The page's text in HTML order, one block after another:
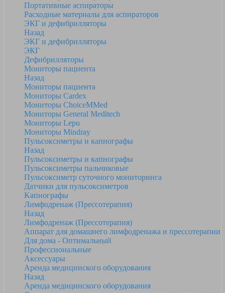
Портативные аспираторы
Расходные материалы для аспираторов
ЭКГ и дефибрилляторы
Назад
ЭКГ и дефибрилляторы
ЭКГ
Дефибрилляторы
Мониторы пациента
Назад
Мониторы пациента
Мониторы Cardex
Мониторы ChoiceMMed
Мониторы General Meditech
Мониторы Lepu
Мониторы Mindray
Пульсоксиметры и капнографы
Назад
Пульсоксиметры и капнографы
Пульсоксиметры пальчиковые
Пульсоксиметр суточного мониторинга
Датчики для пульсоксиметров
Kапнографы
Лимфодренаж (Прессотерапия)
Назад
Лимфодренаж (Прессотерапия)
Аппарат для домашнего лимфодренажа и прессотерапии
Для дома - Оптимальный
Профессиональные
Аксессуары
Аренда медицинского оборудования
Назад
Аренда медицинского оборудования